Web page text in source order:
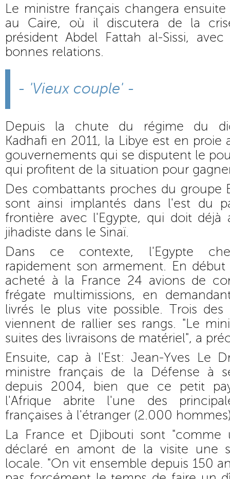
Le ministre français changera
au Caire, où il discutera de la
président Abdel Fattah al-Sissi,
bonnes relations.
- 'Vieux couple' -
Depuis la chute du régime du
Kadhafi en 2011, la Libye est en proie
gouvernements qui se disputent le
qui profitent de la situation pour
Des combattants proches du groupe
sont ainsi implantés dans l'est du
frontière avec l'Egypte, qui doit déjà
jihadiste dans le Sinaï.
Dans ce contexte, l'Egypte
rapidement son armement. En
acheté à la France 24 avions de
frégate multimissions, en
livrés le plus vite possible. Trois
viennent de rallier ses rangs. "Le
suites des livraisons de matériel", a
Ensuite, cap à l'Est: Jean-Yves Le
ministre français de la Défense à
depuis 2004, bien que ce petit
l'Afrique abrite l'une des
françaises à l'étranger (2.000
La France et Djibouti sont "comme
déclaré en amont de la visite une
locale. "On vit ensemble depuis 150